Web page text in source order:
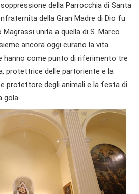
della Parrocchia di Santa
della Gran Madre di Dio fu
Magrassi unita a quella di S. Marco
ancora oggi curano la vita
hanno come punto di riferimento tre
protettrice delle partoriente e la
protettore degli animali e la festa di
gola.